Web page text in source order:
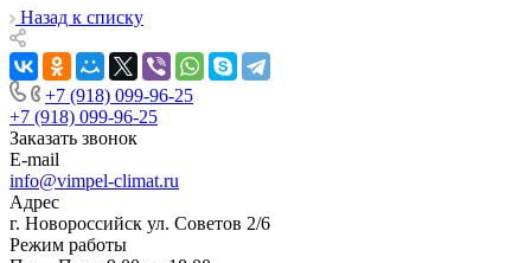
Назад к списку
+7 (918) 099-96-25
+7 (918) 099-96-25
Заказать звонок
E-mail
info@vimpel-climat.ru
Адрес
г. Новороссийск ул. Советов 2/6
Режим работы